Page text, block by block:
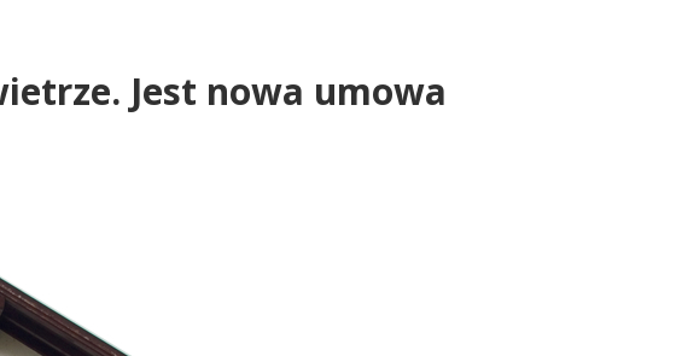
Jest nowa umowa